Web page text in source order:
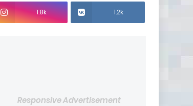
1.8k 1.2k
Responsive Advertisement